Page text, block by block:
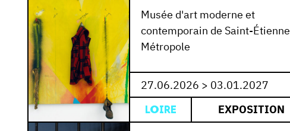
Musée d'art moderne et
contemporain de Saint-Étienne
Métropole
27.06.2026 > 03.01.2027
LOIRE EXPOSITION